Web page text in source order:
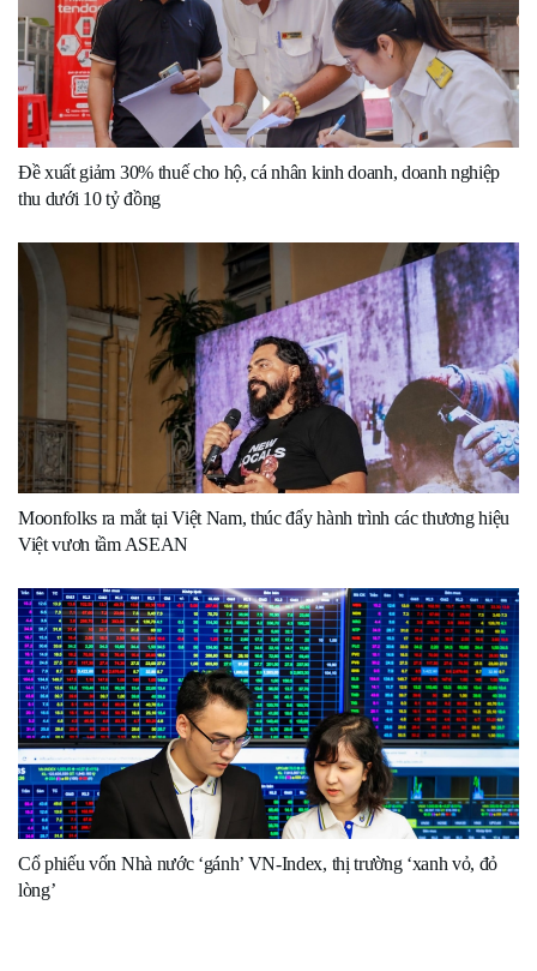
Đề xuất giảm 30% thuế cho hộ, cá nhân kinh doanh, doanh nghiệp
thu dưới 10 tỷ đồng
Moonfolks ra mắt tại Việt Nam, thúc đẩy hành trình các thương hiệu
Việt vươn tầm ASEAN
Cổ phiếu vốn Nhà nước ‘gánh’ VN-Index, thị trường ‘xanh vỏ, đỏ
lòng’